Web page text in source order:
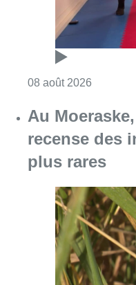
08 août 2026
Au
recense des
plus rares